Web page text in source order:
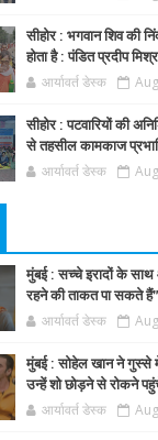
सीहोर : भगवान शिव की
होता है : पंडित प्रदीप
आर्यावर्त डेस्क
सीहोर : पटवारियों की
से तहसील कामकाज
आर्यावर्त डेस्क
मुंबई : सच्चे इरादों के साथ
रहने की ताकत पा सकते
आर्यावर्त डेस्क
मुंबई : सोहेल खान ने गुस्से
उन्हें शो छोड़ने से रोकने
आर्यावर्त डेस्क